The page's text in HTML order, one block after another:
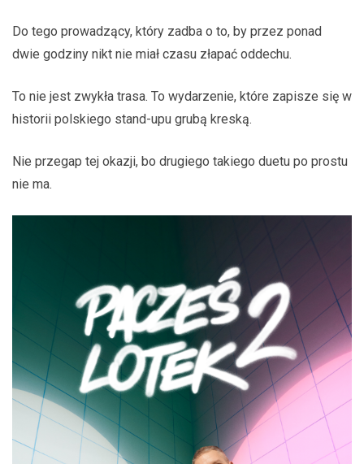
Do tego prowadzący, który zadba o to, by przez ponad
dwie godziny nikt nie miał czasu złapać oddechu.
To nie jest zwykła trasa. To wydarzenie, które zapisze się w
historii polskiego stand-upu grubą kreską.
Nie przegap tej okazji, bo drugiego takiego duetu po prostu
nie ma.